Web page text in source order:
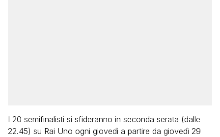
I 20 semifinalisti si sfideranno in seconda serata (dalle
22.45) su Rai Uno ogni giovedì a partire da giovedì 29